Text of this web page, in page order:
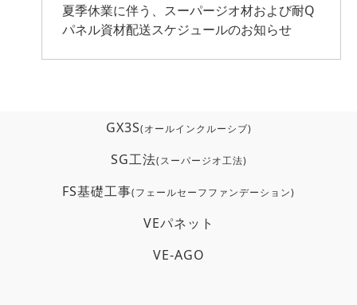
夏季休業に伴う、スーパージオ材および耐Q
パネル資材配送スケジュールのお知らせ
GX3S(オールインクルーシブ)
SG工法(スーパージオ工法)
FS基礎工事(フェールセーフファンデーション)
VEパネット
VE-AGO